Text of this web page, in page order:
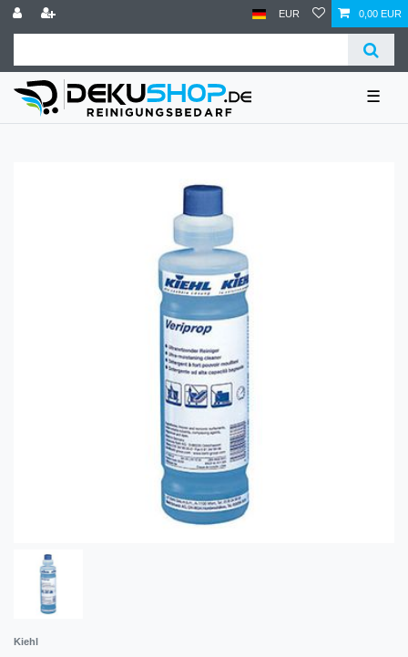
EUR 0,00 EUR
☰
Kiehl